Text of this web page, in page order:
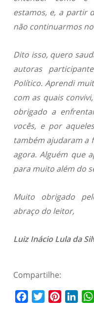
estamos, e, a partir
não continuarmos
Dito isso, quero
autoras
Político. Aprendi
com as quais
obrigado a
vocês, e por
também ajudaram a
agora. Alguém que
para muito além do
Muito obrigado
abraço do leitor,
Luiz Inácio Lula da
Compartilhe:
FacebookTwitterPinterest